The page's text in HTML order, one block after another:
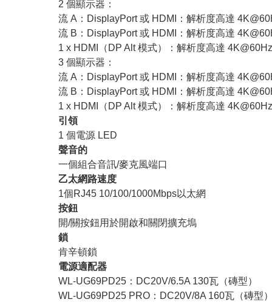
2 個顯示器：
流 A：DisplayPort 或 HDMI：解析度高達
流 B：DisplayPort 或 HDMI：解析度高達
1 x HDMI（DP Alt 模式）：解析度高達 4K@60Hz
3 個顯示器：
流 A：DisplayPort 或 HDMI：解析度高達
流 B：DisplayPort 或 HDMI：解析度高達
1 x HDMI（DP Alt 模式）：解析度高達 4K@60Hz
引領
1 個電源 LED
聲音的
一個組合音訊/麥克風端口
乙太網路速度
1個RJ45 10/100/1000Mbps以太網
按鈕
開/關按鈕用於開啟和關閉擴充塢
鎖
肯辛頓鎖
電源適配器
WL-UG69PD25：DC20V/6.5A 130瓦（磚型）
WL-UG69PD25 PRO：DC20V/8A 160瓦（磚型）